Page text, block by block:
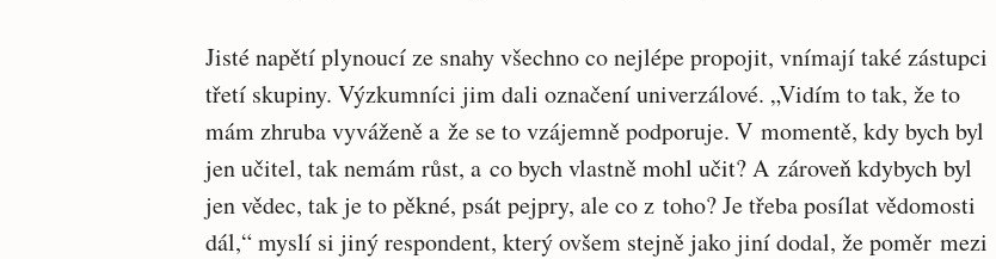
Jisté napětí plynoucí ze snahy všechno co nejlépe propojit, vnímají také zástupci
třetí skupiny. Výzkumníci jim dali označení univerzálové. „Vidím to tak, že to
mám zhruba vyváženě a že se to vzájemně podporuje. V momentě, kdy bych byl
jen učitel, tak nemám růst, a co bych vlastně mohl učit? A zároveň kdybych byl
jen vědec, tak je to pěkné, psát pejpry, ale co z toho? Je třeba posílat vědomosti
dál,“ myslí si jiný respondent, který ovšem stejně jako jiní dodal, že poměr mezi